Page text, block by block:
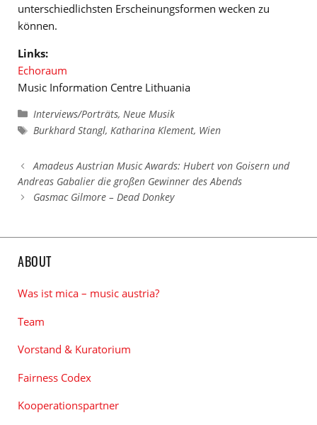
unterschiedlichsten Erscheinungsformen wecken zu
können.
Links:
Echoraum
Music Information Centre Lithuania
Kategorien
Interviews/Porträts, Neue Musik
Schlagwörter
Burkhard Stangl,Katharina Klement, Wien
Amadeus Austrian Music Awards: Hubert von Goisern und
Andreas Gabalier die großen Gewinner des Abends
Gasmac Gilmore – Dead Donkey
ABOUT
Was ist mica – music austria?
Team
Vorstand & Kuratorium
Fairness Codex
Kooperationspartner